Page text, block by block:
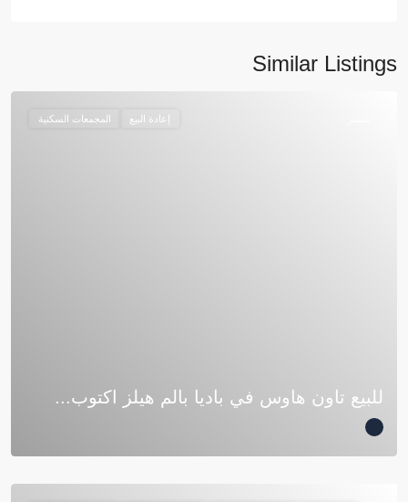
Similar Listings
إعادة البيع المجمعات السكنية
للبيع تاون هاوس في باديا بالم هيلز اكتوب...